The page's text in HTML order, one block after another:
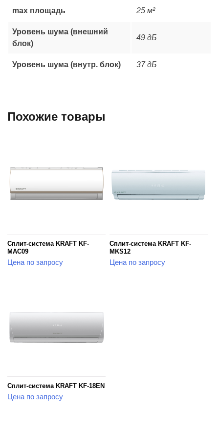
max площадь 25 м²
Уровень шума (внешний
блок)
49 дБ
Уровень шума (внутр. блок) 37 дБ
Похожие товары
Сплит-система KRAFT KF-
MAC09
Цена по запросу
Сплит-система KRAFT KF-
MKS12
Цена по запросу
Сплит-система KRAFT KF-18EN
Цена по запросу